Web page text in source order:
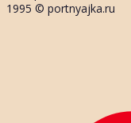
1995 © portnyajka.ru